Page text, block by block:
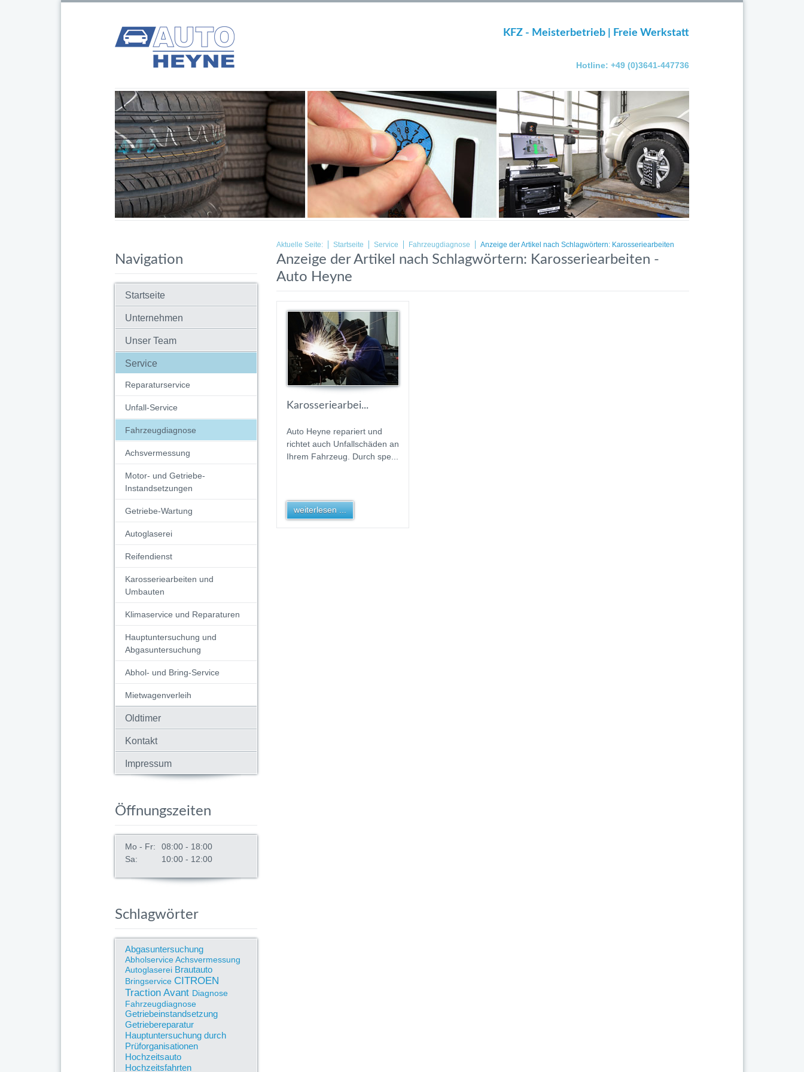
KFZ - Meisterbetrieb | Freie Werkstatt
Hotline: +49 (0)3641-447736
Navigation
Startseite
Unternehmen
Unser Team
Service
Reparaturservice
Unfall-Service
Fahrzeugdiagnose
Achsvermessung
Motor- und Getriebe-
Instandsetzungen
Getriebe-Wartung
Autoglaserei
Reifendienst
Karosseriearbeiten und
Umbauten
Klimaservice und Reparaturen
Hauptuntersuchung und
Abgasuntersuchung
Abhol- und Bring-Service
Mietwagenverleih
Oldtimer
Kontakt
Impressum
Öffnungszeiten
Mo - Fr:
08:00 - 18:00
Sa:
10:00 - 12:00
Schlagwörter
Abgasuntersuchung
AbholserviceAchsvermessung
Autoglaserei Brautauto
Bringservice CITROEN
Traction Avant Diagnose
Fahrzeugdiagnose
Getriebeinstandsetzung
Getriebereparatur
Hauptuntersuchung durch
Prüforganisationen
Hochzeitsauto
Hochzeitsfahrten
Aktuelle Seite: Startseite Service Fahrzeugdiagnose Anzeige der Artikel nach Schlagwörtern: Karosseriearbeiten
Anzeige der Artikel nach Schlagwörtern: Karosseriearbeiten -
Auto Heyne
Karosseriearbei...
Auto Heyne repariert und
richtet auch Unfallschäden an
Ihrem Fahrzeug. Durch spe...
weiterlesen ...